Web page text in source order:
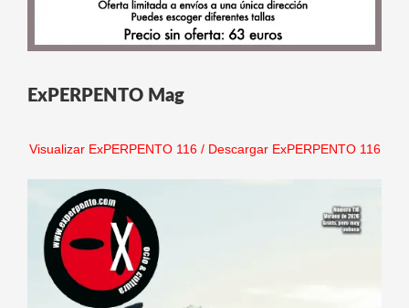
ExPERPENTO Mag
Visualizar ExPERPENTO 116/ Descargar ExPERPENTO 116